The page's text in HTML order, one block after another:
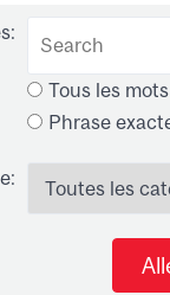
Tous les mots
Phrase